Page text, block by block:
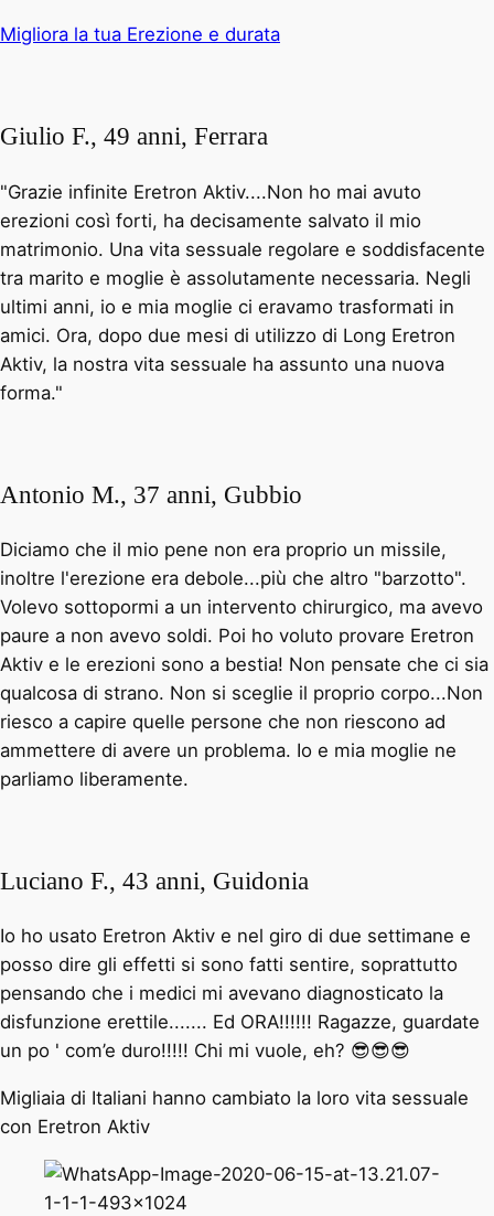
Migliora la tua Erezione e durata
Giulio F., 49 anni, Ferrara
"Grazie infinite Eretron Aktiv....Non ho mai avuto
erezioni così forti, ha decisamente salvato il mio
matrimonio. Una vita sessuale regolare e soddisfacente
tra marito e moglie è assolutamente necessaria. Negli
ultimi anni, io e mia moglie ci eravamo trasformati in
amici. Ora, dopo due mesi di utilizzo di Long Eretron
Aktiv, la nostra vita sessuale ha assunto una nuova
forma."
Antonio M., 37 anni, Gubbio
Diciamo che il mio pene non era proprio un missile,
inoltre l'erezione era debole...più che altro "barzotto".
Volevo sottopormi a un intervento chirurgico, ma avevo
paure a non avevo soldi. Poi ho voluto provare Eretron
Aktiv e le erezioni sono a bestia! Non pensate che ci sia
qualcosa di strano. Non si sceglie il proprio corpo...Non
riesco a capire quelle persone che non riescono ad
ammettere di avere un problema. Io e mia moglie ne
parliamo liberamente.
Luciano F., 43 anni, Guidonia
Io ho usato Eretron Aktiv e nel giro di due settimane e
posso dire gli effetti si sono fatti sentire, soprattutto
pensando che i medici mi avevano diagnosticato la
disfunzione erettile....... Ed ORA!!!!!! Ragazze, guardate
un po ' com’e duro!!!!! Chi mi vuole, eh? 😎😎😎
Migliaia di Italiani hanno cambiato la loro vita sessuale
con Eretron Aktiv